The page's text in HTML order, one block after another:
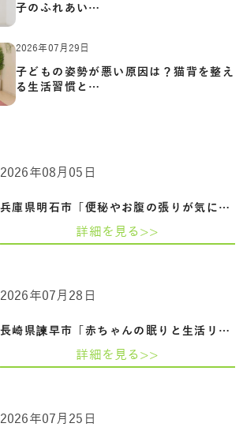
子のふれあい…
2026年07月29日
子どもの姿勢が悪い原因は？猫背を整え
る生活習慣と…
兵庫県明石市「便秘やお腹の張りが気にな…
2026年08月05日
詳細を見る>>
長崎県諫早市「赤ちゃんの眠りと生活リズ…
2026年07月28日
詳細を見る>>
2026年07月25日